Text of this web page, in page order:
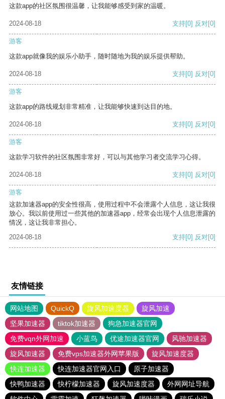
这款app的社区氛围很温馨，让我能够感受到家的温暖。
2024-08-18 支持[0] 反对[0]
游客
这款app就像我的娱乐小助手，随时随地为我的娱乐提供帮助。
2024-08-18 支持[0] 反对[0]
游客
这款app的路线规划非常精准，让我能够快速到达目的地。
2024-08-18 支持[0] 反对[0]
游客
这款学习软件的社区氛围非常好，可以与其他学习者交流学习心得。
2024-08-18 支持[0] 反对[0]
游客
这款加速器app的安全性很高，使用过程中不会泄露个人信息，这让我很
放心。我以前使用过一些其他的加速器app，经常会出现个人信息泄露的
情况，这让我非常担心。
2024-08-18
支持[0] 反对[0]
友情链接
网站地图 QuickQ 旋风加速度器
旋风加速
坚果加速器
tiktok加速器
狗急加速器官网
免费vqn外网加速
小蓝鸟 优途加速器官网
风驰加速器
旋风加速器
免费vps加速器外网苹果版
旋风加速度器
快连加速器
快连加速器官网入口
原子加速器
快鸭加速器
快柠檬加速器 旋风加速度器
外网网址导航